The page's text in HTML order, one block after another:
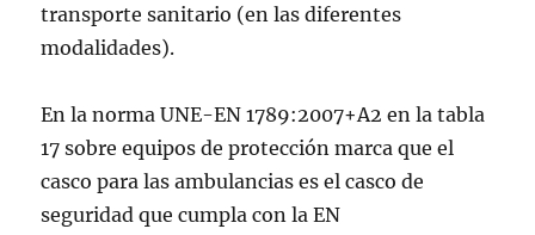
transporte sanitario (en las diferentes
modalidades).
En la norma UNE-EN 1789:2007+A2 en la tabla
17 sobre equipos de protección marca que el
casco para las ambulancias es el casco de
seguridad que cumpla con la EN